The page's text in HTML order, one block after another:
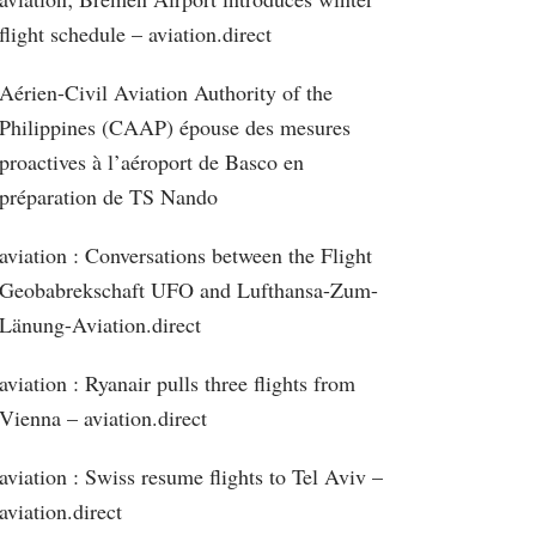
flight schedule – aviation.direct
Aérien-Civil Aviation Authority of the
Philippines (CAAP) épouse des mesures
proactives à l’aéroport de Basco en
préparation de TS Nando
aviation : Conversations between the Flight
Geobabrekschaft UFO and Lufthansa-Zum-
Länung-Aviation.direct
aviation : Ryanair pulls three flights from
Vienna – aviation.direct
aviation : Swiss resume flights to Tel Aviv –
aviation.direct